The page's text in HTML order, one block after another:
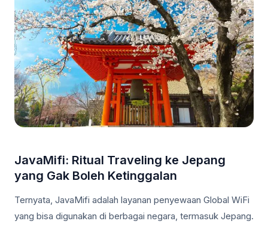
JavaMifi: Ritual Traveling ke Jepang
yang Gak Boleh Ketinggalan
Ternyata, JavaMifi adalah layanan penyewaan Global WiFi
yang bisa digunakan di berbagai negara, termasuk Jepang.